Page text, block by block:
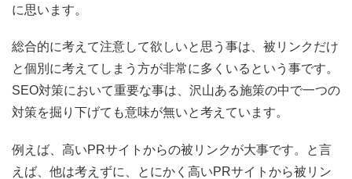
に思います。
総合的に考えて注意して欲しいと思う事は、被リンクだけ
と個別に考えてしまう方が非常に多くいるという事です。
SEO対策において重要な事は、沢山ある施策の中で一つの
対策を掘り下げても意味が無いと考えています。
例えば、高いPRサイトからの被リンクが大事です。と言
えば、他は考えずに、とにかく高いPRサイトから被リン